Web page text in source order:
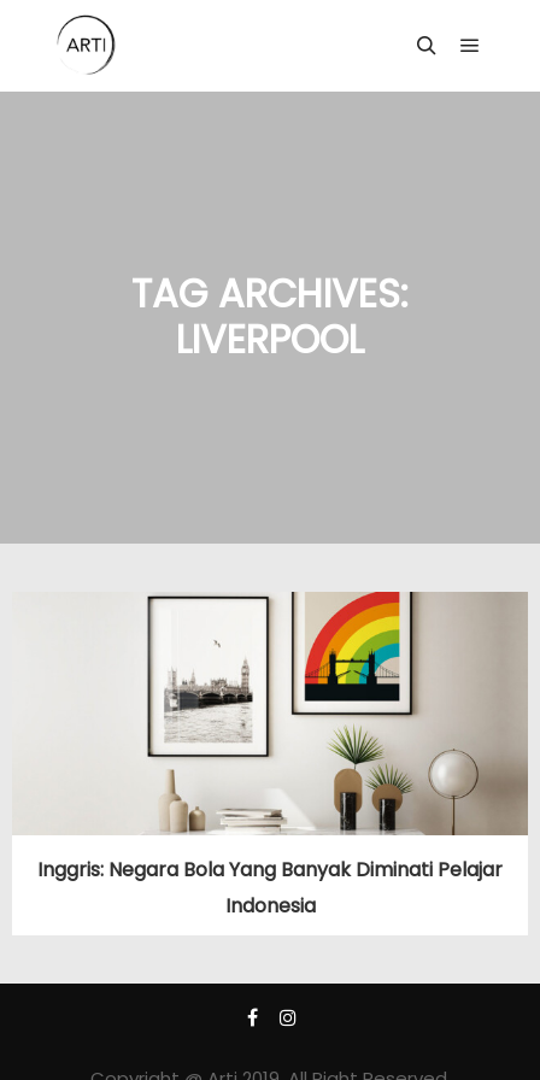
TAG ARCHIVES:
LIVERPOOL
Inggris: Negara Bola Yang Banyak Diminati Pelajar
Indonesia